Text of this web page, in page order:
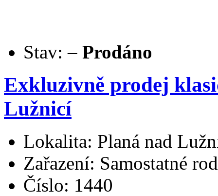
Stav: – Prodáno
Exkluzivně prodej
Lužnicí
Lokalita: Planá nad
Zařazení: Samostatné
Číslo: 1440